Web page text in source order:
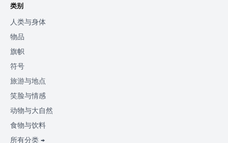
类别
人类与身体
物品
旗帜
符号
旅游与地点
笑脸与情感
动物与大自然
食物与饮料
所有分类 →